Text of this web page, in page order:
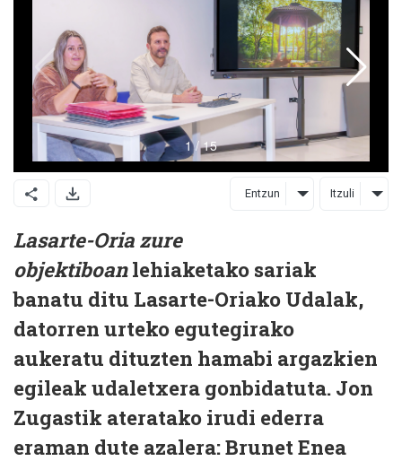
Entzun Itzuli
Lasarte-Oria zure
objektiboanlehiaketako sariak
banatu ditu Lasarte-Oriako Udalak,
datorren urteko egutegirako
aukeratu dituzten hamabi argazkien
egileak udaletxera gonbidatuta. Jon
Zugastik ateratako irudi ederra
eraman dute azalera: Brunet Enea